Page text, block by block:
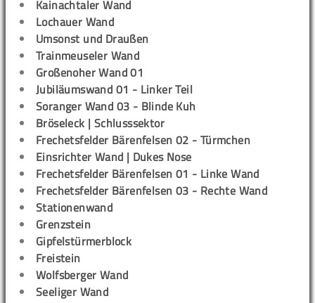
Kainachtaler Wand
Lochauer Wand
Umsonst und Draußen
Trainmeuseler Wand
Großenoher Wand 01
Jubiläumswand 01 - Linker Teil
Soranger Wand 03 - Blinde Kuh
Bröseleck | Schlusssektor
Frechetsfelder Bärenfelsen 02 - Türmchen
Einsrichter Wand | Dukes Nose
Frechetsfelder Bärenfelsen 01 - Linke Wand
Frechetsfelder Bärenfelsen 03 - Rechte Wand
Stationenwand
Grenzstein
Gipfelstürmerblock
Freistein
Wolfsberger Wand
Seeliger Wand